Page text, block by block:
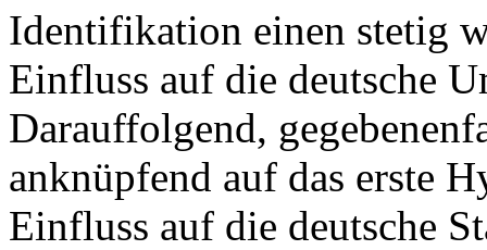
Identifikation einen stetig
Einfluss auf die deutsche
Darauffolgend,
anknüpfend auf das erste
Einfluss auf die deutsche